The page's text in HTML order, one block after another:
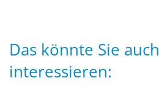
Das könnte Sie auch
interessieren: